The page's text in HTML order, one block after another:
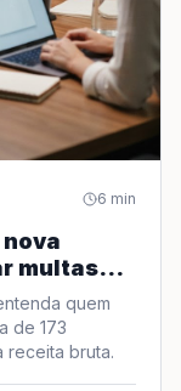
6 min
nova
multas
quem
de 173
receita bruta.